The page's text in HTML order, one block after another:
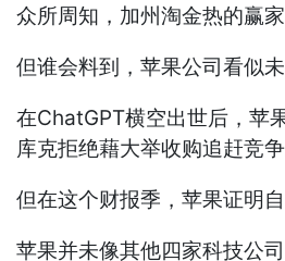
众所周知，加州淘金热的赢
但谁会料到，苹果公司看似
在ChatGPT横空出世后，苹
库克拒绝藉大举收购追赶竞
但在这个财报季，苹果证明
苹果并未像其他四家科技公